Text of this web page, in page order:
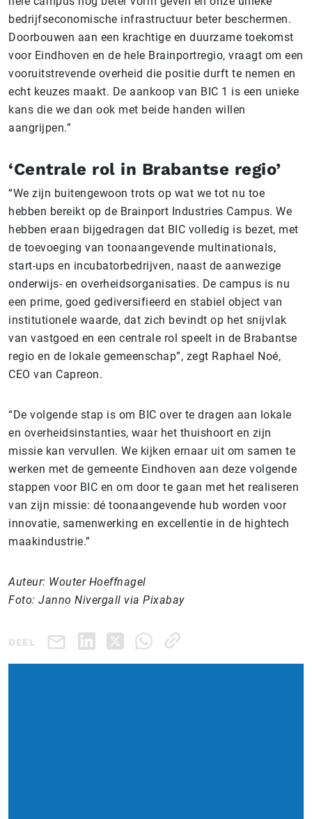
bedrijfseconomische infrastructuur beter beschermen.
Doorbouwen aan een krachtige en duurzame toekomst
voor Eindhoven en de hele Brainportregio, vraagt om een
vooruitstrevende overheid die positie durft te nemen en
echt keuzes maakt. De aankoop van BIC 1 is een unieke
kans die we dan ook met beide handen willen
aangrijpen.”
‘Centrale rol in Brabantse regio’
“We zijn buitengewoon trots op wat we tot nu toe
hebben bereikt op de Brainport Industries Campus. We
hebben eraan bijgedragen dat BIC volledig is bezet, met
de toevoeging van toonaangevende multinationals,
start-ups en incubatorbedrijven, naast de aanwezige
onderwijs- en overheidsorganisaties. De campus is nu
een prime, goed gediversifieerd en stabiel object van
institutionele waarde, dat zich bevindt op het snijvlak
van vastgoed en een centrale rol speelt in de Brabantse
regio en de lokale gemeenschap”, zegt Raphael Noé,
CEO van Capreon.
“De volgende stap is om BIC over te dragen aan lokale
en overheidsinstanties, waar het thuishoort en zijn
missie kan vervullen. We kijken ernaar uit om samen te
werken met de gemeente Eindhoven aan deze volgende
stappen voor BIC en om door te gaan met het realiseren
van zijn missie: dé toonaangevende hub worden voor
innovatie, samenwerking en excellentie in de hightech
maakindustrie.”
Auteur: Wouter Hoeffnagel
Foto: Janno Nivergall via Pixabay
DEEL